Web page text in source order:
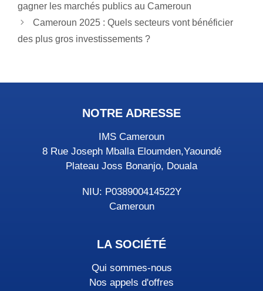
gagner les marchés publics au Cameroun
Cameroun 2025 : Quels secteurs vont bénéficier
des plus gros investissements ?
NOTRE ADRESSE
IMS Cameroun
8 Rue Joseph Mballa Eloumden,Yaoundé
Plateau Joss Bonanjo, Douala
NIU: P038900414522Y
Cameroun
LA SOCIÉTÉ
Qui sommes-nous
Nos appels d'offres